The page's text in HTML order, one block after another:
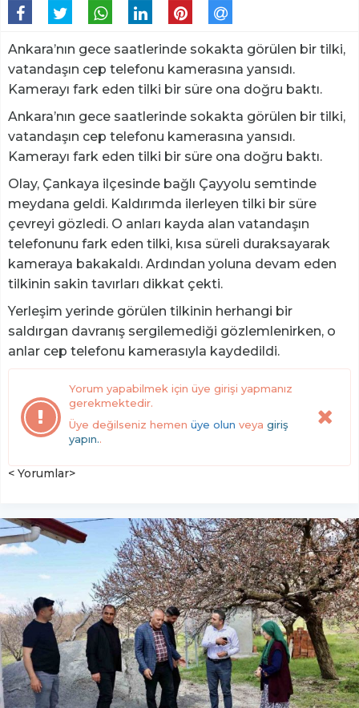
Ankara’nın gece saatlerinde sokakta görülen bir tilki,
vatandaşın cep telefonu kamerasına yansıdı.
Kamerayı fark eden tilki bir süre ona doğru baktı.
Ankara’nın gece saatlerinde sokakta görülen bir tilki,
vatandaşın cep telefonu kamerasına yansıdı.
Kamerayı fark eden tilki bir süre ona doğru baktı.
Olay, Çankaya ilçesinde bağlı Çayyolu semtinde
meydana geldi. Kaldırımda ilerleyen tilki bir süre
çevreyi gözledi. O anları kayda alan vatandaşın
telefonunu fark eden tilki, kısa süreli duraksayarak
kameraya bakakaldı. Ardından yoluna devam eden
tilkinin sakin tavırları dikkat çekti.
Yerleşim yerinde görülen tilkinin herhangi bir
saldırgan davranış sergilemediği gözlemlenirken, o
anlar cep telefonu kamerasıyla kaydedildi.
Yorum yapabilmek için üye girişi yapmanız
gerekmektedir.
Üye değilseniz hemen üye olun veya giriş
yapın..
< Yorumlar>